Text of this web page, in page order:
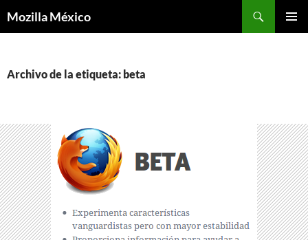
Mozilla México
Archivo de la etiqueta: beta